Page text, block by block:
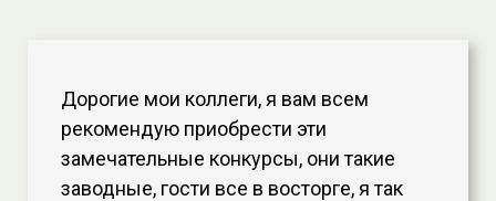
Дорогие мои коллеги, я вам всем
рекомендую приобрести эти
замечательные конкурсы, они такие
заводные, гости все в восторге, я так